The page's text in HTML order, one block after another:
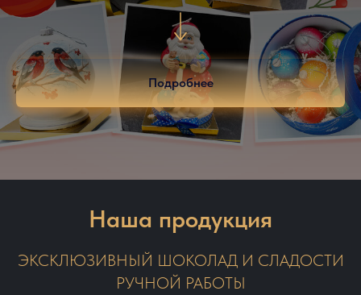
Подробнее
Наша продукция
ЭКСКЛЮЗИВНЫЙ ШОКОЛАД И СЛАДОСТИ
РУЧНОЙ РАБОТЫ